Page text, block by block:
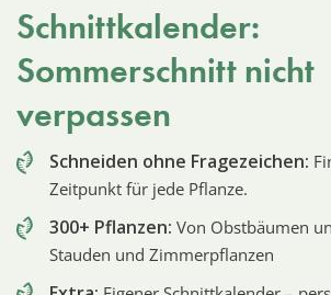
Schnittkalender:
Sommerschnitt nicht
verpassen
Schneiden ohne Fragezeichen:
Zeitpunkt für jede Pflanze.
300+ Pflanzen: Von Obstbäumen
Stauden und Zimmerpflanzen